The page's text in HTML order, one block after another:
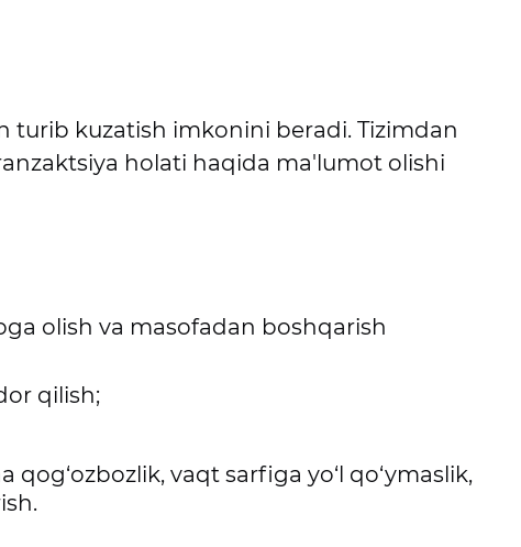
turib kuzatish imkonini beradi. Tizimdan
holati haqida ma'lumot olishi
olish va masofadan boshqarish
qilish;
vaqt sarfiga yo‘l qo‘ymaslik,